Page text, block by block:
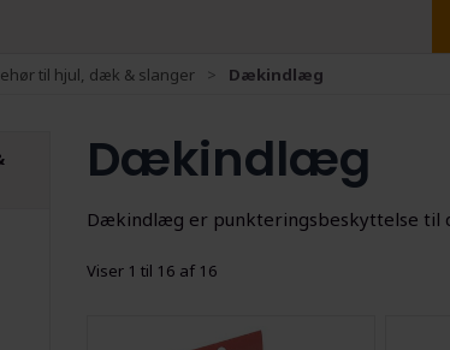
til hjul, dæk & slanger Dækindlæg
Dækindlæg
Dækindlæg er punkteringsbeskyttelse til
Viser 1 til 16 af 16